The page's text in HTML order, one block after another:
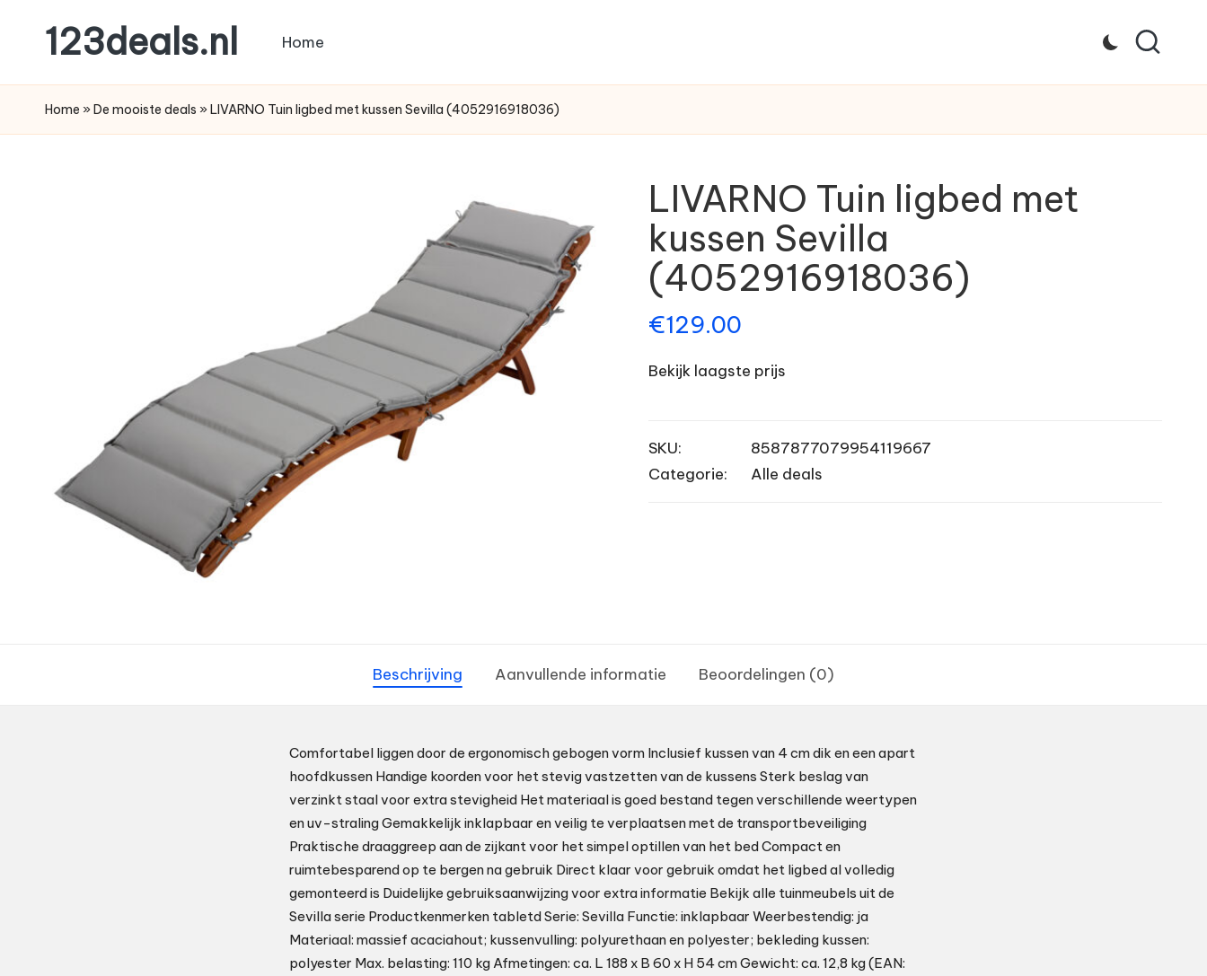
123deals.nl
leukste
deals
Home
Home » De mooiste deals » LIVARNO Tuin ligbed met kussen Sevilla (4052916918036)
LIVARNO Tuin ligbed met
kussen Sevilla
(4052916918036)
€129.00
Bekijk laagste prijs
SKU:
8587877079954119667
Categorie:
Alle deals
Beschrijving Aanvullende informatie Beoordelingen (0)
Comfortabel liggen door de ergonomisch gebogen vorm Inclusief kussen van 4 cm dik en een apart
hoofdkussen Handige koorden voor het stevig vastzetten van de kussens Sterk beslag van
verzinkt staal voor extra stevigheid Het materiaal is goed bestand tegen verschillende weertypen
en uv-straling Gemakkelijk inklapbaar en veilig te verplaatsen met de transportbeveiliging
Praktische draaggreep aan de zijkant voor het simpel optillen van het bed Compact en
ruimtebesparend op te bergen na gebruik Direct klaar voor gebruik omdat het ligbed al volledig
gemonteerd is Duidelijke gebruiksaanwijzing voor extra informatie Bekijk alle tuinmeubels uit de
Sevilla serie Productkenmerken tabletd Serie: Sevilla Functie: inklapbaar Weerbestendig: ja
Materiaal: massief acaciahout; kussenvulling: polyurethaan en polyester; bekleding kussen:
polyester Max. belasting: 110 kg Afmetingen: ca. L 188 x B 60 x H 54 cm Gewicht: ca. 12,8 kg (EAN: